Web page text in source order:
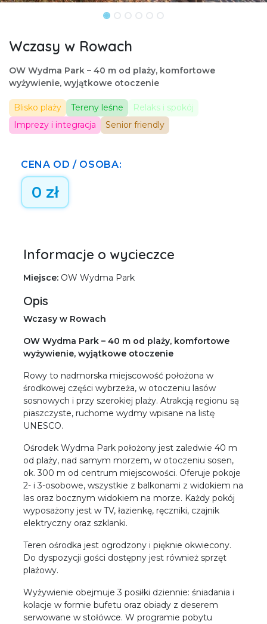
Wczasy w Rowach
OW Wydma Park – 40 m od plaży, komfortowe
wyżywienie, wyjątkowe otoczenie
Blisko plaży Tereny leśne
Relaks i spokój
Imprezy i integracja
Senior friendly
CENA OD / OSOBA:
0 zł
Informacje o wycieczce
Miejsce: OW Wydma Park
Opis
Wczasy w Rowach
OW Wydma Park – 40 m od plaży, komfortowe
wyżywienie, wyjątkowe otoczenie
Rowy to nadmorska miejscowość położona w
środkowej części wybrzeża, w otoczeniu lasów
sosnowych i przy szerokiej plaży. Atrakcją regionu są
piaszczyste, ruchome wydmy wpisane na listę
UNESCO.
Ośrodek Wydma Park położony jest zaledwie 40 m
od plaży, nad samym morzem, w otoczeniu sosen,
ok. 300 m od centrum miejscowości. Oferuje pokoje
2- i 3-osobowe, wszystkie z balkonami z widokiem na
las oraz bocznym widokiem na morze. Każdy pokój
wyposażony jest w TV, łazienkę, ręczniki, czajnik
elektryczny oraz szklanki.
Teren ośrodka jest ogrodzony i pięknie okwiecony.
Do dyspozycji gości dostępny jest również sprzęt
plażowy.
Wyżywienie obejmuje 3 posiłki dziennie: śniadania i
kolacje w formie bufetu oraz obiady z deserem
serwowane w stołówce. W programie pobytu